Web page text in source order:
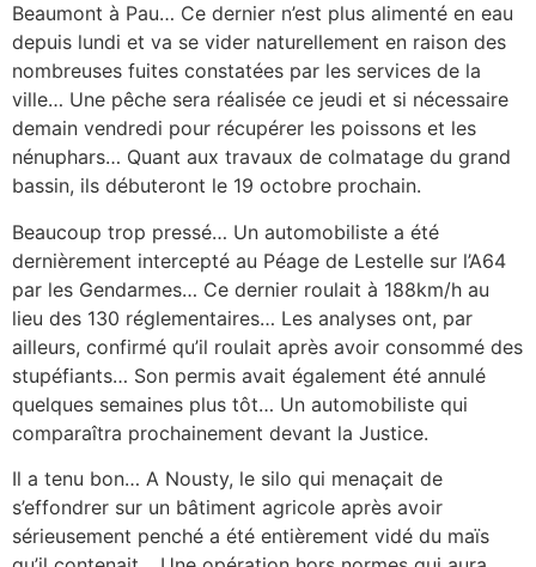
Beaumont à Pau… Ce dernier n’est plus alimenté en eau
depuis lundi et va se vider naturellement en raison des
nombreuses fuites constatées par les services de la
ville… Une pêche sera réalisée ce jeudi et si nécessaire
demain vendredi pour récupérer les poissons et les
nénuphars… Quant aux travaux de colmatage du grand
bassin, ils débuteront le 19 octobre prochain.
Beaucoup trop pressé… Un automobiliste a été
dernièrement intercepté au Péage de Lestelle sur l’A64
par les Gendarmes… Ce dernier roulait à 188km/h au
lieu des 130 réglementaires… Les analyses ont, par
ailleurs, confirmé qu’il roulait après avoir consommé des
stupéfiants… Son permis avait également été annulé
quelques semaines plus tôt… Un automobiliste qui
comparaîtra prochainement devant la Justice.
Il a tenu bon… A Nousty, le silo qui menaçait de
s’effondrer sur un bâtiment agricole après avoir
sérieusement penché a été entièrement vidé du maïs